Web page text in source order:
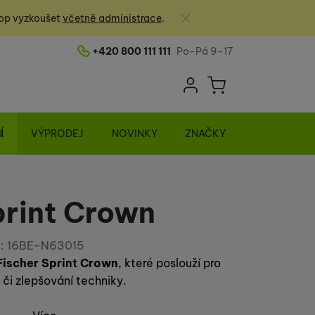
vyzkoušet včetně administrace.
Zavřít
Telefonní číslo
+420 800 111 111 Po-Pá 9-17
Uživatelská
Přihlásit se
Košík
VÝPRODEJ NOVINKY ZNAČKY
Crown
16BE-N63015
Sprint Crown, které poslouží pro
zlepšování techniky.